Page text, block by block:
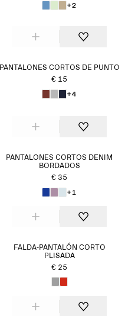
+2
PANTALONES CORTOS DE PUNTO
€ 15
+4
PANTALONES CORTOS DENIM
BORDADOS
€ 35
+1
FALDA-PANTALÓN CORTO
PLISADA
€ 25